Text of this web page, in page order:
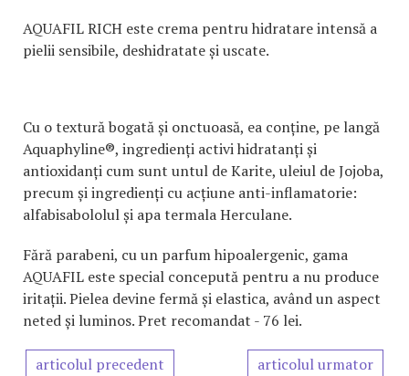
AQUAFIL RICH este crema pentru hidratare intensă a
pielii sensibile, deshidratate și uscate.
Cu o textură bogată și onctuoasă, ea conține, pe langă
Aquaphyline®, ingredienți activi hidratanți și
antioxidanți cum sunt untul de Karite, uleiul de Jojoba,
precum și ingredienți cu acțiune anti-inflamatorie:
alfabisabololul și apa termala Herculane.
Fără parabeni, cu un parfum hipoalergenic, gama
AQUAFIL este special concepută pentru a nu produce
iritații. Pielea devine fermă și elastica, având un aspect
neted și luminos. Pret recomandat - 76 lei.
articolul precedent articolul urmator